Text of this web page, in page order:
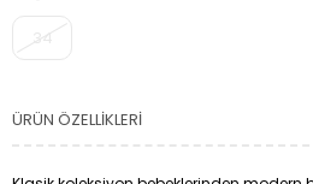
ÜRÜN ÖZELLIKLERI